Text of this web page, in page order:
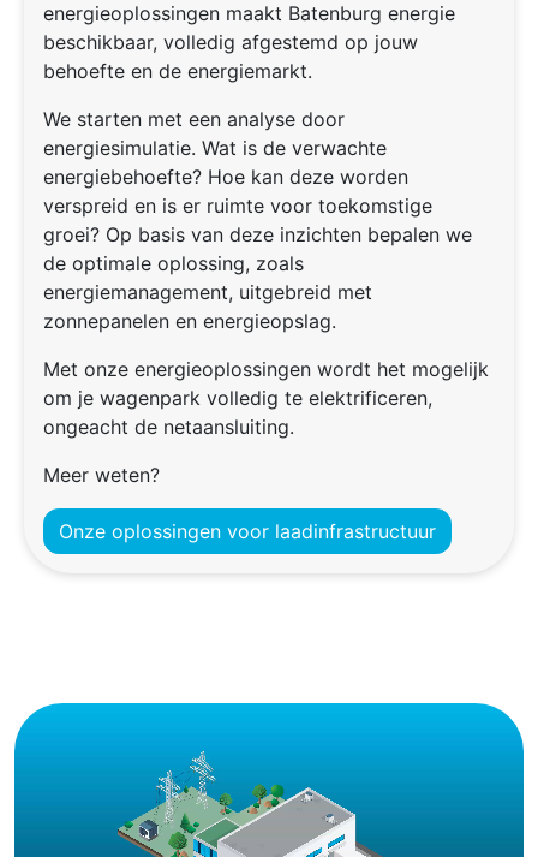
energieoplossingen maakt Batenburg energie
beschikbaar, volledig afgestemd op jouw
behoefte en de energiemarkt.
We starten met een analyse door
energiesimulatie. Wat is de verwachte
energiebehoefte? Hoe kan deze worden
verspreid en is er ruimte voor toekomstige
groei? Op basis van deze inzichten bepalen we
de optimale oplossing, zoals
energiemanagement, uitgebreid met
zonnepanelen en energieopslag.
Met onze energieoplossingen wordt het mogelijk
om je wagenpark volledig te elektrificeren,
ongeacht de netaansluiting.
Meer weten?
Onze oplossingen voor laadinfrastructuur